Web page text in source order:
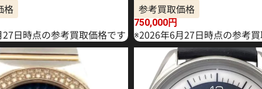
格
日時点の参考買取価格です
参考買取価格
750,000円
※2026年6月27日時点の参考